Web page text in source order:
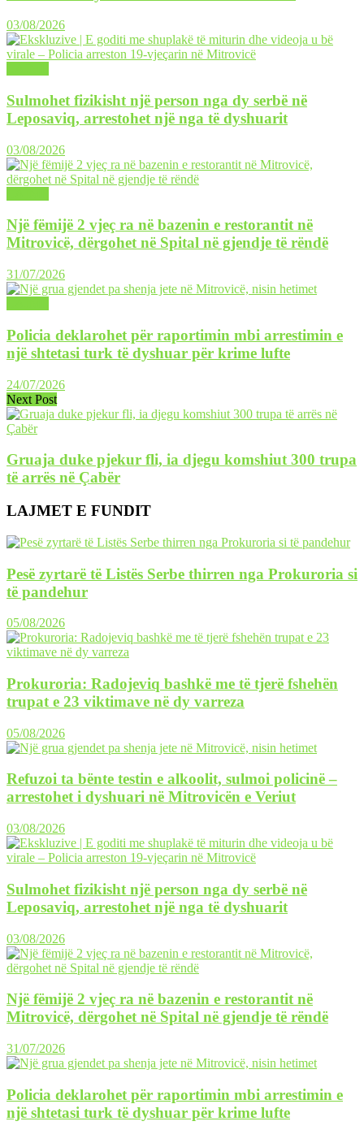
03/08/2026
Sulmohet fizikisht një person nga dy serbë në
Leposaviq, arrestohet një nga të dyshuarit
03/08/2026
Një fëmijë 2 vjeç ra në bazenin e restorantit në
Mitrovicë, dërgohet në Spital në gjendje të rëndë
31/07/2026
Policia deklarohet për raportimin mbi arrestimin e
një shtetasi turk të dyshuar për krime lufte
24/07/2026
Next Post
Gruaja duke pjekur fli, ia djegu komshiut 300 trupa
të arrës në Çabër
LAJMET E FUNDIT
Pesë zyrtarë të Listës Serbe thirren nga Prokuroria si
të pandehur
05/08/2026
Prokuroria: Radojeviq bashkë me të tjerë fshehën
trupat e 23 viktimave në dy varreza
05/08/2026
Refuzoi ta bënte testin e alkoolit, sulmoi policinë –
arrestohet i dyshuari në Mitrovicën e Veriut
03/08/2026
Sulmohet fizikisht një person nga dy serbë në
Leposaviq, arrestohet një nga të dyshuarit
03/08/2026
Një fëmijë 2 vjeç ra në bazenin e restorantit në
Mitrovicë, dërgohet në Spital në gjendje të rëndë
31/07/2026
Policia deklarohet për raportimin mbi arrestimin e
një shtetasi turk të dyshuar për krime lufte